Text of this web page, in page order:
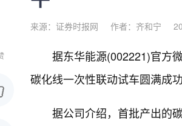
来源：证券时报网 作者：齐和宁
据东华能源(002221)官方
碳化线一次性联动试车圆满成
据公司介绍，首批产出的